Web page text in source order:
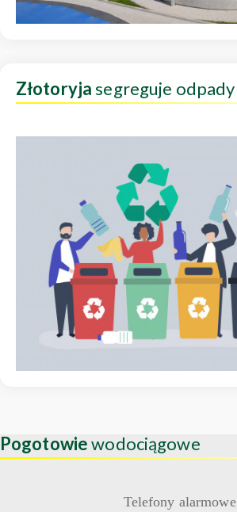
Złotoryjasegreguje odpady
Pogotowiewodociągowe
Telefony alarmowe